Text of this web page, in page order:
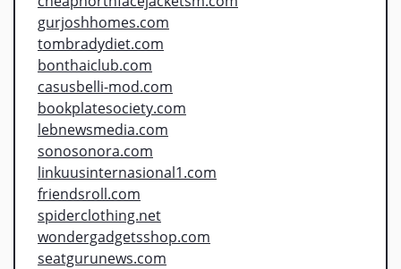
gurjoshhomes.com
tombradydiet.com
bonthaiclub.com
casusbelli-mod.com
bookplatesociety.com
lebnewsmedia.com
sonosonora.com
linkuusinternasional1.com
friendsroll.com
spiderclothing.net
wondergadgetsshop.com
seatgurunews.com